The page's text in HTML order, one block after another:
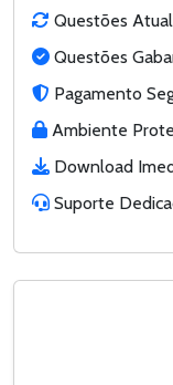
Questões
Questões
Pagamento
Ambiente
Download
Suporte